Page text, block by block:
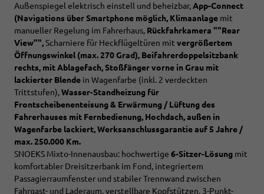
Außenspiegel elektrisch einstell und beheizbar,App-Connect
(Navigations über Smartphone möglich, Klimaanlage mit
manueller Regelung im Fahrerhaus, Rückfahrkamera ""Rear
View"",Scharniere für Heckflügeltüren mit vergrößertem
Öffnungswinkel (max. 270 Grad), Beifahrerdoppelsitzbank
rechts, mit Ablagefach, Stoßfänger vorne in Grau mit
lackierter Blende in Wagenfarbe (inkl. 2 verdeckten
Trittstufen),Wasser-Standheizung für
Frontscheibenenteisung & Erwärmung / Lüftung des
Fahrerhauses mit Fernbedienung, Hochdach, außen in
Wagenfarbe lackiert,Werksanschlussgarantie auf 5 Jahre /
max. 250.000 Km.
SNOEKS Mixto-Innenausbau: hochwertige 6-Sitzer-Lösung mit
komfortabler Dreisitzerbank im Fond, integriertem
Passagierraumfenster und stabiler Trennwand zwischen
Fahrgast- und Laderaum. verstellbare Kopfstützen, 3-Punkt-